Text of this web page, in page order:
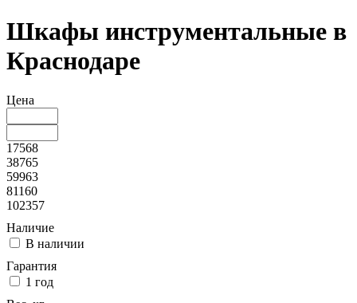
Шкафы инструментальные в
Краснодаре
Цена
17568
38765
59963
81160
102357
Наличие
В наличии
Гарантия
1 год